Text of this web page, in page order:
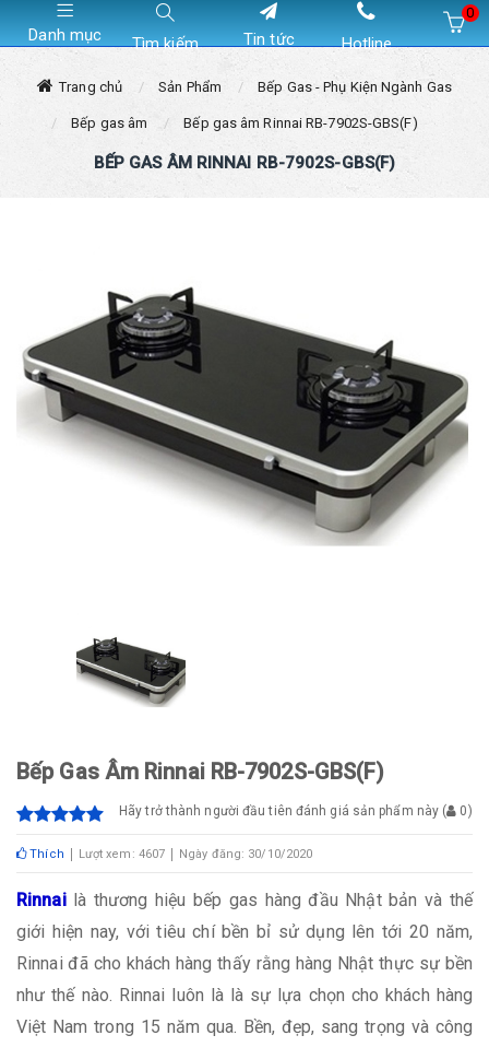
Danh mục Tìm kiếm Tin tức Hotline
0
Trang chủ Sản Phẩm Bếp Gas - Phụ Kiện Ngành Gas
Bếp gas âm Bếp gas âm Rinnai RB-7902S-GBS(F)
BẾP GAS ÂM RINNAI RB-7902S-GBS(F)
Bếp Gas Âm Rinnai RB-7902S-GBS(F)
Hãy trở thành người đầu tiên đánh giá sản phẩm này ( 0)
Thích Lượt xem: 4607 Ngày đăng: 30/10/2020
Rinnai là thương hiệu bếp gas hàng đầu Nhật bản và thế
giới hiện nay, với tiêu chí bền bỉ sử dụng lên tới 20 năm,
Rinnai đã cho khách hàng thấy rằng hàng Nhật thực sự bền
như thế nào. Rinnai luôn là là sự lựa chọn cho khách hàng
Việt Nam trong 15 năm qua. Bền, đẹp, sang trọng và công